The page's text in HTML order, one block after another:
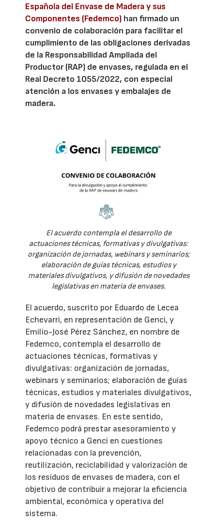
Española del Envase de Madera y sus
Componentes (Fedemco) han firmado un
convenio de colaboración para facilitar el
cumplimiento de las obligaciones derivadas
de la Responsabilidad Ampliada del
Productor (RAP) de envases, regulada en el
Real Decreto 1055/2022, con especial
atención a los envases y embalajes de
madera.
El acuerdo contempla el desarrollo de
actuaciones técnicas, formativas y divulgativas:
organización de jornadas, webinars y seminarios;
elaboración de guías técnicas, estudios y
materiales divulgativos, y difusión de novedades
legislativas en materia de envases.
El acuerdo, suscrito por Eduardo de Lecea
Echevarri, en representación de Genci, y
Emilio-José Pérez Sánchez, en nombre de
Fedemco, contempla el desarrollo de
actuaciones técnicas, formativas y
divulgativas: organización de jornadas,
webinars y seminarios; elaboración de guías
técnicas, estudios y materiales divulgativos,
y difusión de novedades legislativas en
materia de envases. En este sentido,
Fedemco podrá prestar asesoramiento y
apoyo técnico a Genci en cuestiones
relacionadas con la prevención,
reutilización, reciclabilidad y valorización de
los residuos de envases de madera, con el
objetivo de contribuir a mejorar la eficiencia
ambiental, económica y operativa del
sistema.